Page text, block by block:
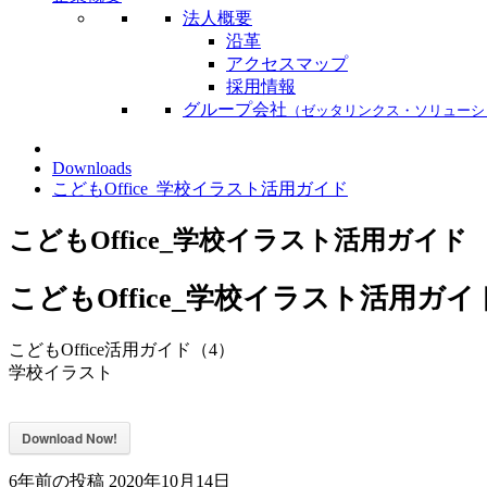
法人概要
沿革
アクセスマップ
採用情報
グループ会社 （ゼッタリンクス・ソリューシ
Downloads
こどもOffice_学校イラスト活用ガイド
こどもOffice_学校イラスト活用ガイド
こどもOffice_学校イラスト活用ガイ
こどもOffice活用ガイド（4）
学校イラスト
Download Now!
6年前の投稿 2020年10月14日